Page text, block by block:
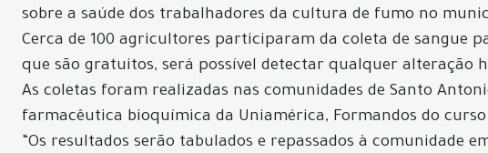
sobre a saúde dos trabalhadores da cultura de fumo no
Cerca de 100 agricultores participaram da coleta de sangue
que são gratuitos, será possível detectar qualquer
As coletas foram realizadas nas comunidades de Santo
farmacêutica bioquímica da Uniamérica, Formandos do
“Os resultados serão tabulados e repassados à comunidade